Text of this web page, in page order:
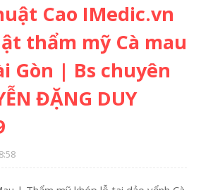
Cao IMedic.vn
thẩm mỹ Cà mau
Gòn | Bs chuyên
ĐẶNG DUY